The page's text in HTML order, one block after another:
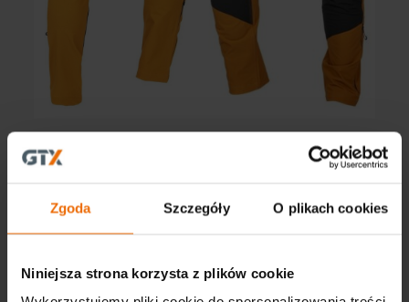
Zgoda Szczegóły O plikach cookies
Niniejsza strona korzysta z plików cookie
Udostępnij